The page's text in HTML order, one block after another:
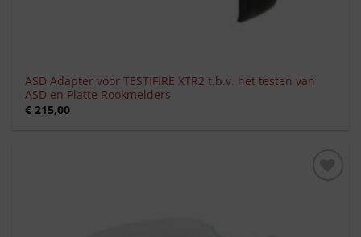
ASD Adapter voor TESTIFIRE XTR2 t.b.v. het testen van
ASD en Platte Rookmelders
€ 215,00